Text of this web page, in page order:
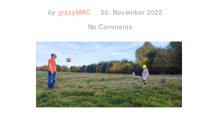
by grazyMAC
30. November 2022
No Comments